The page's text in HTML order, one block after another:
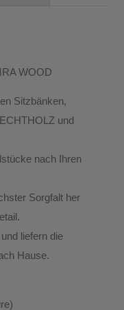
WOOD
Sitzbänken,
und
nach Ihren
Sorgfalt her
und liefern die
Hause.